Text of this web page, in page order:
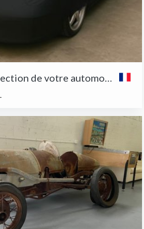
Housse de protection de votre automobile